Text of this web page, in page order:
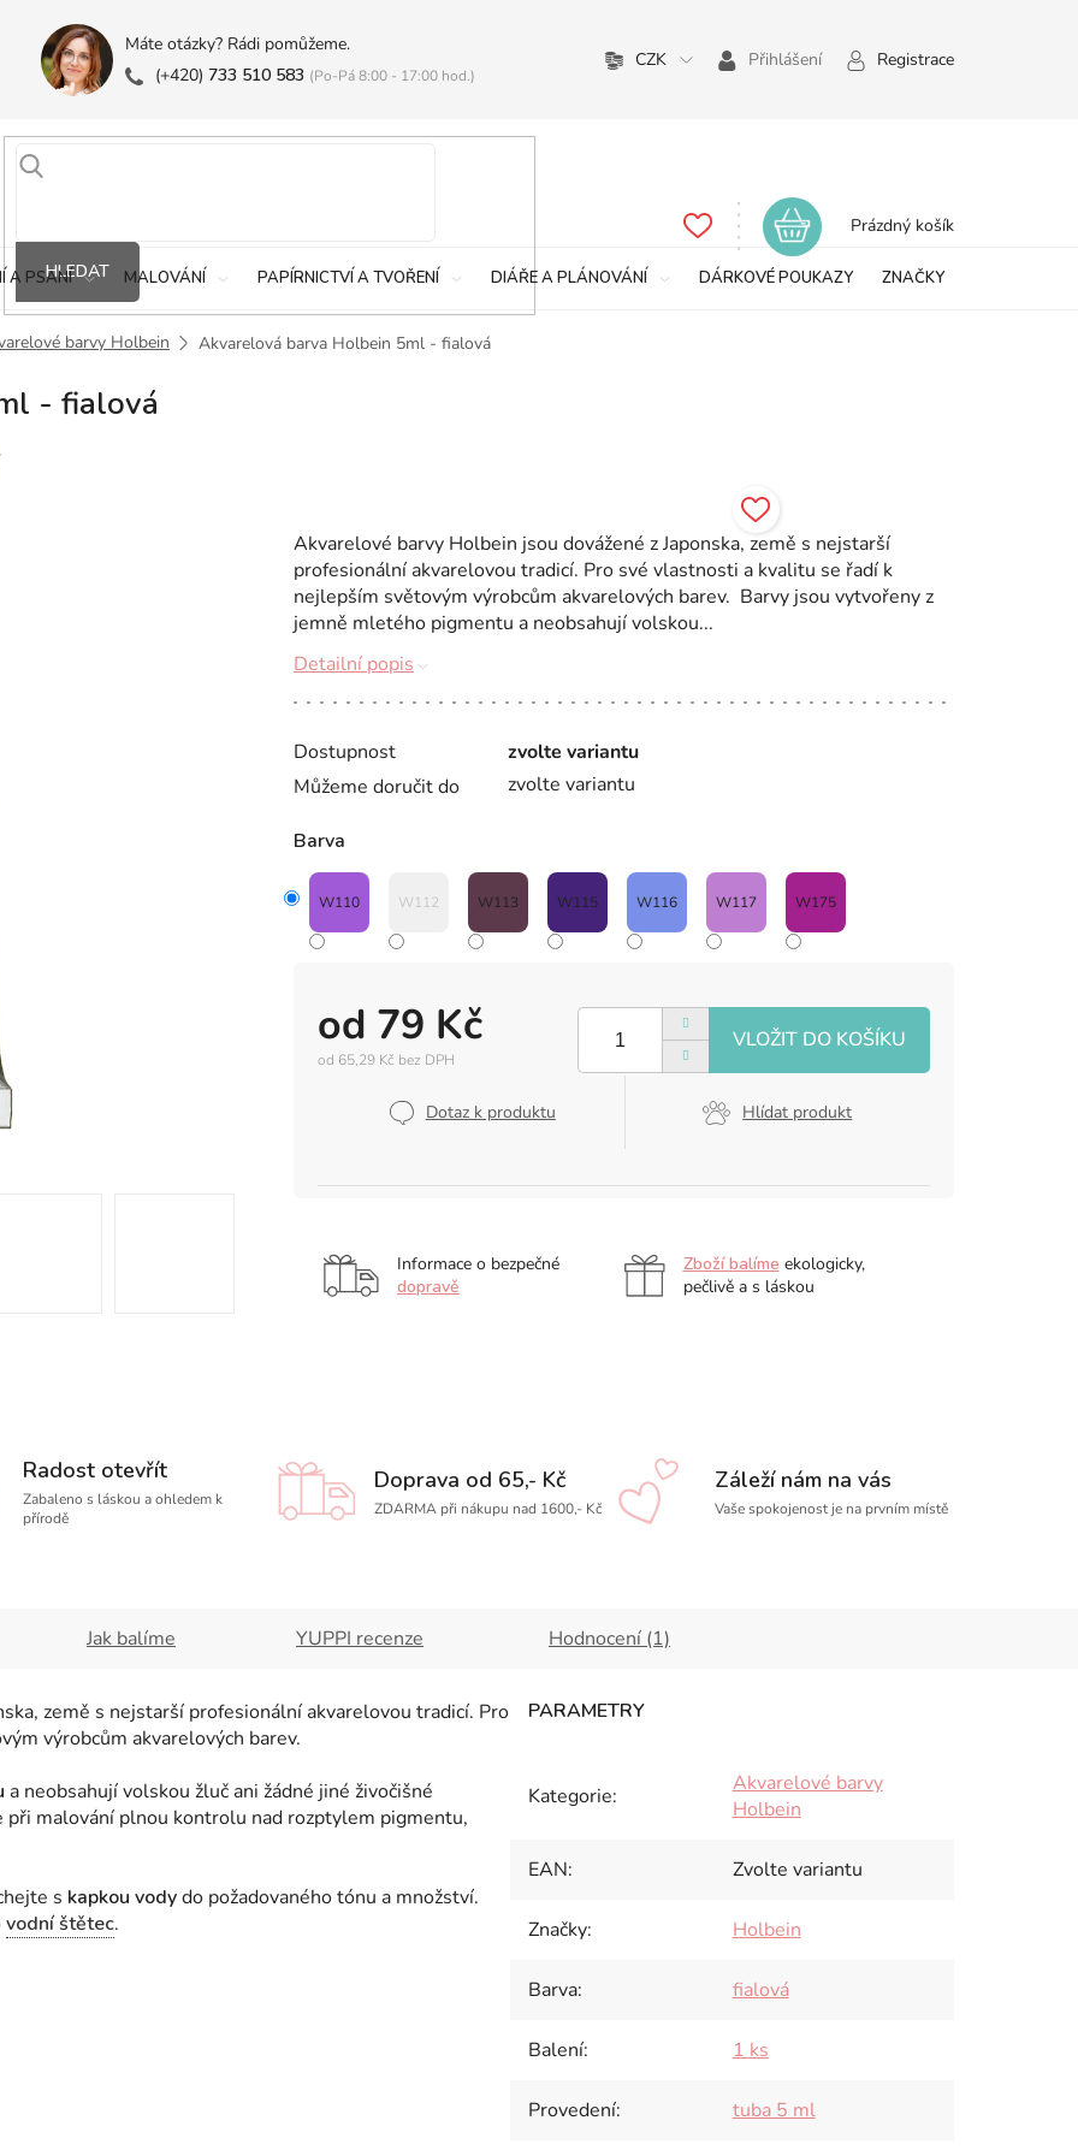
Máte otázky? Rádi pomůžeme.
(+420) 733 510 583 (Po-Pá 8:00 - 17:00 hod.)
CZK Přihlášení Registrace
HLEDAT
Nákupní
Prázdný košík
A PSANÍ MALOVÁNÍ PAPÍRNICTVÍ A TVOŘENÍ DIÁŘE A PLÁNOVÁNÍ DÁRKOVÉ POUKAZY ZNAČKY
barvy Holbein Akvarelová barva Holbein 5ml - fialová
- fialová
Dostupnost
zvolte variantu
Můžeme doručit do
zvolte variantu
od 79 Kč
od 65,29 Kč bez DPH
Dotaz k produktu Hlídat produkt
Barva
W110 W112 W113 W115 W116 W117 W175
Akvarelové barvy Holbein jsou dovážené z Japonska, země s nejstarší
profesionální akvarelovou tradicí. Pro své vlastnosti a kvalitu se řadí k
nejlepším světovým výrobcům akvarelových barev. Barvy jsou vytvořeny z
jemně mletého pigmentu a neobsahují volskou...
Detailní popis
Informace o bezpečné
dopravě
Zboží balíme ekologicky,
pečlivě a s láskou
Radost otevřít
Zabaleno s láskou a ohledem k
přírodě
Doprava od 65,- Kč
ZDARMA při nákupu nad 1600,- Kč
Záleží nám na vás
Vaše spokojenost je na prvním místě
Jak balíme YUPPI recenze Hodnocení (1)
země s nejstarší profesionální akvarelovou tradicí. Pro
výrobcům akvarelových barev.
a neobsahují volskou žluč ani žádné jiné živočišné
malování plnou kontrolu nad rozptylem pigmentu,
s kapkou vodydo požadovaného tónu a množství.
vodní štětec.
Kategorie:
Akvarelové barvy
Holbein
EAN: Zvolte variantu
Značky: Holbein
Barva: fialová
Balení: 1 ks
Provedení: tuba 5 ml